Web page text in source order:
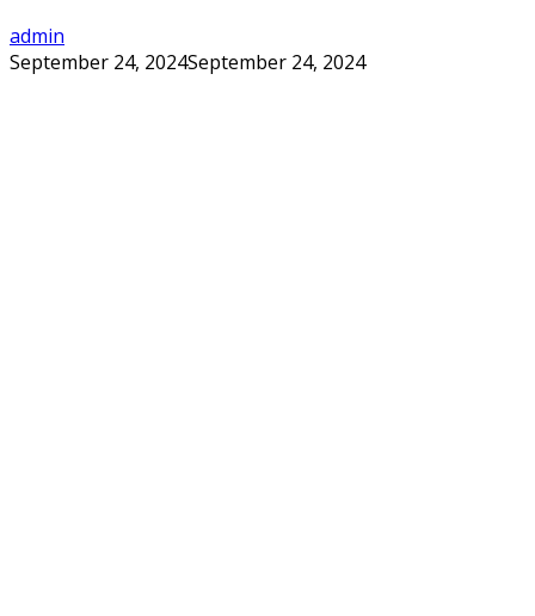
admin
September 24, 2024September 24, 2024